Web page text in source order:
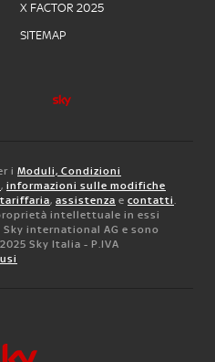
X FACTOR 2025
SITEMAP
i Moduli, Condizioni
, informazioni sulle modifiche
, assistenza e contatti.
intellettuale in essi
international AG e sono
Sky Italia - P.IVA